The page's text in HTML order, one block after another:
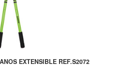
EXTENSIBLE REF.S2072